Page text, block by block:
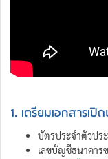
1. เตรียมเอกสารเ
บัตรประจำตัวปร
เลขบัญชีธนาคาร